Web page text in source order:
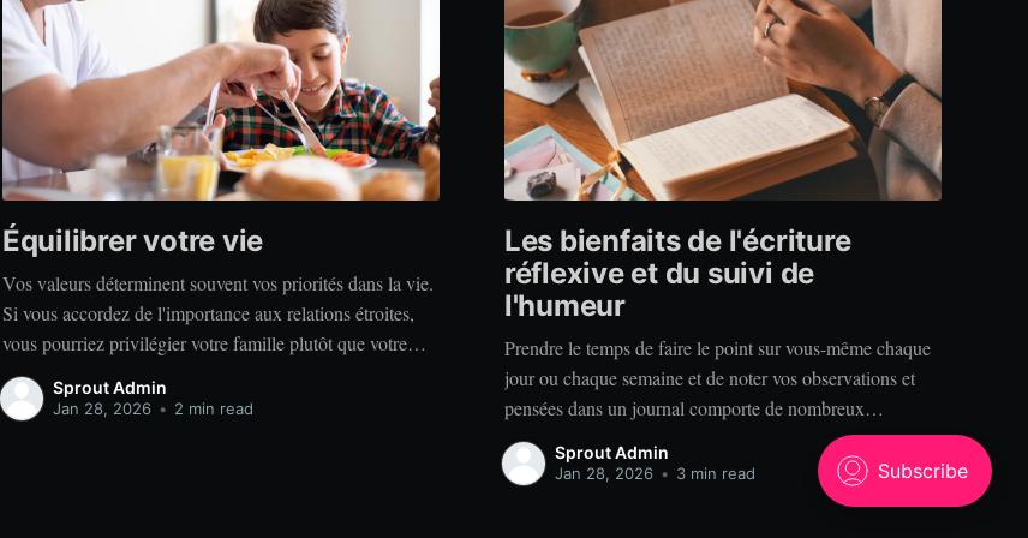
Équilibrer votre vie
Vos valeurs déterminent souvent vos priorités dans la vie.
Si vous accordez de l'importance aux relations étroites,
vous pourriez privilégier votre famille plutôt que votre
indépendance. Si vous accordez de l'importance à la
réussite, vous privilégierez peut-être le travail acharné
Sprout Admin
Jan 28, 2026 • 2 min read
Les bienfaits de l'écriture
réflexive et du suivi de
l'humeur
Prendre le temps de faire le point sur vous-même chaque
jour ou chaque semaine et de noter vos observations et
pensées dans un journal comporte de nombreux
bénéfices. Alors, pourquoi tenir un journal? Clarté. Vous
est-il déjà arrivé de raconter votre expérience à quelqu’un
Sprout Admin
Jan 28, 2026 • 3 min read